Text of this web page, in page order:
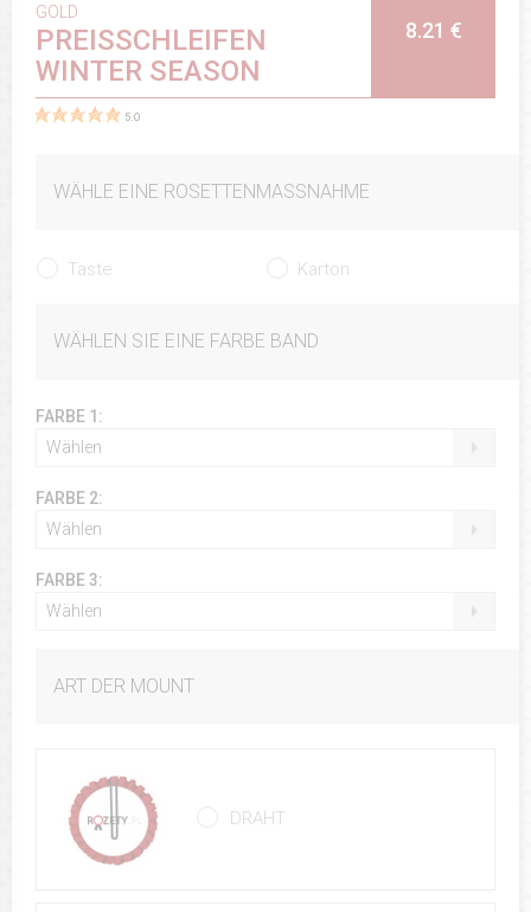
GOLD
PREISSCHLEIFEN
WINTER SEASON
8.21 €
5.0
WÄHLE EINE ROSETTENMASSNAHME
Taste Karton
WÄHLEN SIE EINE FARBE BAND
FARBE 1:
Wählen
FARBE 2:
Wählen
FARBE 3:
Wählen
ART DER MOUNT
DRAHT